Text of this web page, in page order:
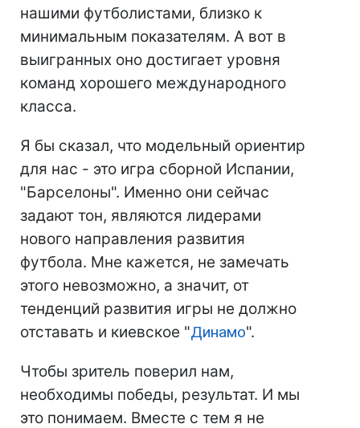
нашими футболистами, близко к
минимальным показателям. А вот в
выигранных оно достигает уровня
команд хорошего международного
класса.
Я бы сказал, что модельный ориентир
для нас - это игра сборной Испании,
"Барселоны". Именно они сейчас
задают тон, являются лидерами
нового направления развития
футбола. Мне кажется, не замечать
этого невозможно, а значит, от
тенденций развития игры не должно
отставать и киевское "Динамо".
Чтобы зритель поверил нам,
необходимы победы, результат. И мы
это понимаем. Вместе с тем я не